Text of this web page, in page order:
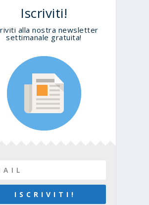
Iscriviti!
alla nostra newsletter
settimanale gratuita!
I S C R I V I T I !